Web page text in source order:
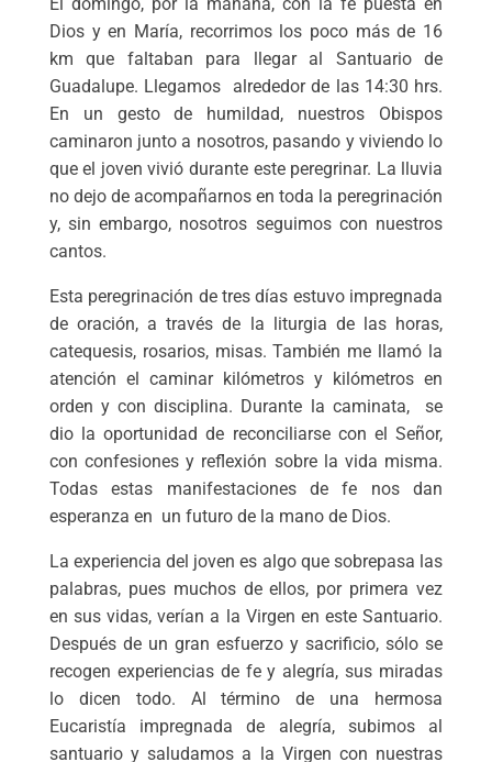
El domingo, por la mañana, con la fe puesta en
Dios y en María, recorrimos los poco más de 16
km que faltaban para llegar al Santuario de
Guadalupe. Llegamos alrededor de las 14:30 hrs.
En un gesto de humildad, nuestros Obispos
caminaron junto a nosotros, pasando y viviendo lo
que el joven vivió durante este peregrinar. La lluvia
no dejo de acompañarnos en toda la peregrinación
y, sin embargo, nosotros seguimos con nuestros
cantos.
Esta peregrinación de tres días estuvo impregnada
de oración, a través de la liturgia de las horas,
catequesis, rosarios, misas. También me llamó la
atención el caminar kilómetros y kilómetros en
orden y con disciplina. Durante la caminata, se
dio la oportunidad de reconciliarse con el Señor,
con confesiones y reflexión sobre la vida misma.
Todas estas manifestaciones de fe nos dan
esperanza en un futuro de la mano de Dios.
La experiencia del joven es algo que sobrepasa las
palabras, pues muchos de ellos, por primera vez
en sus vidas, verían a la Virgen en este Santuario.
Después de un gran esfuerzo y sacrificio, sólo se
recogen experiencias de fe y alegría, sus miradas
lo dicen todo. Al término de una hermosa
Eucaristía impregnada de alegría, subimos al
santuario y saludamos a la Virgen con nuestras